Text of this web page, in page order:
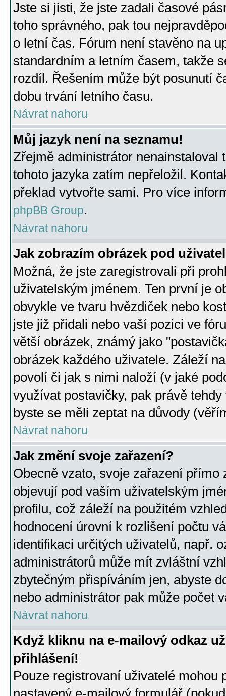
Jste si jisti, že jste zadali časové
toho správného, pak tou
o letní čas. Fórum není stavěno na
standardním a letním časem, takže
rozdíl. Řešením může být posunutí
dobu trvání letního času.
Návrat nahoru
Můj jazyk není na seznamu!
Zřejmě administrátor nenainstaloval
tohoto jazyka zatím nepřeložil.
překlad vytvořte sami. Pro více
phpBB Group.
Návrat nahoru
Jak zobrazím obrázek pod
Možná, že jste zaregistrovali při
uživatelským jménem. Ten první je
obvykle ve tvaru hvězdiček nebo
jste již přidali nebo vaší pozici ve
větší obrázek, známý jako
obrázek každého uživatele. Záleží
povolí či jak s nimi naloží (v jaké
využívat postavičky, pak právě
byste se měli zeptat na důvody
Návrat nahoru
Jak změní svoje zařazení?
Obecně vzato, svoje zařazení přímo
objevují pod vaším uživatelským
profilu, což záleží na použitém
hodnocení úrovní k rozlišení počtu
identifikaci určitých uživatelů, např.
administrátorů může mít zvláštní
zbytečným přispíváním jen, abyste
nebo administrátor pak může počet
Návrat nahoru
Když kliknu na e-mailový odkaz
přihlášení!
Pouze registrovaní uživatelé mohou